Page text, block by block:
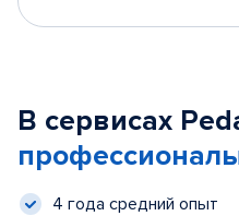
В сервисах
4 года средний опыт